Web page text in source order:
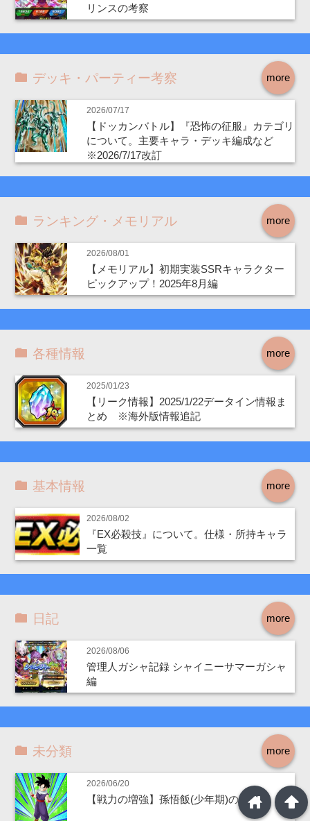
リンスの考察
more
デッキ・パーティー考察
2026/07/17
【ドッカンバトル】『恐怖の征服』カテゴリ
について。主要キャラ・デッキ編成など
※2026/7/17改訂
more
ランキング・メモリアル
2026/08/01
【メモリアル】初期実装SSRキャラクター
ピックアップ！2025年8月編
more
各種情報
2025/01/23
【リーク情報】2025/1/22データイン情報ま
とめ ※海外版情報追記
more
基本情報
2026/08/02
『EX必殺技』について。仕様・所持キャラ
一覧
more
日記
2026/08/06
管理人ガシャ記録 シャイニーサマーガシャ
編
more
未分類
2026/06/20
【戦力の増強】孫悟飯(少年期)の考察 arrowup
home